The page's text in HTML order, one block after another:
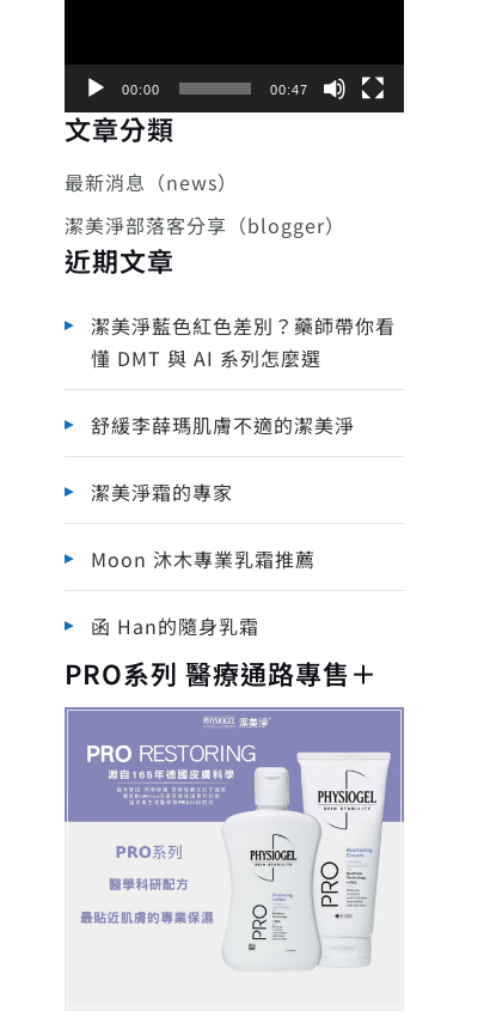
00:00 00:47
文章分類
最新消息（news）
潔美淨部落客分享（blogger）
近期文章
潔美淨藍色紅色差別？藥師帶你看
懂 DMT 與 AI 系列怎麼選
舒緩李薛瑪肌膚不適的潔美淨
潔美淨霜的專家
Moon 沐木專業乳霜推薦
函 Han的隨身乳霜
PRO系列 醫療通路專售＋